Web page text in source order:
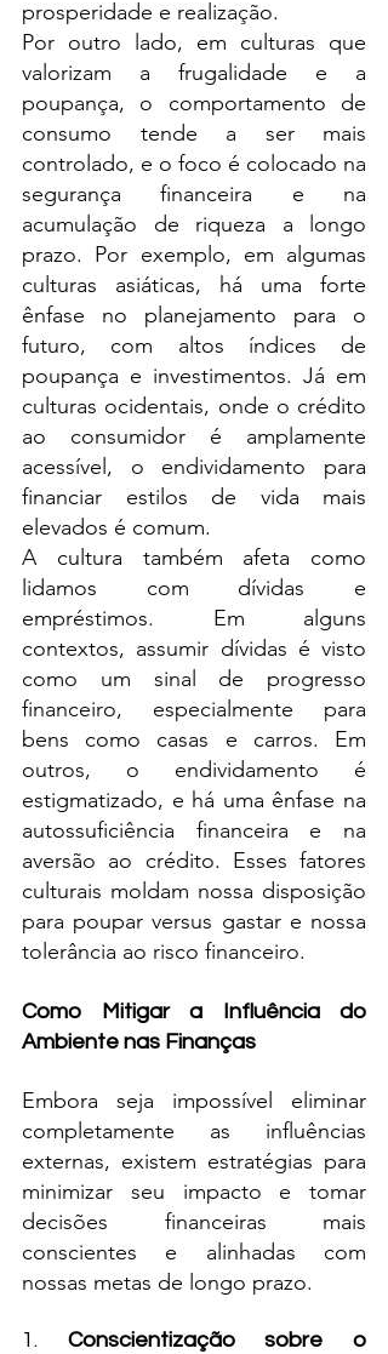
prosperidade e realização.
Por outro lado, em culturas que
valorizam a frugalidade e a
poupança, o comportamento de
consumo tende a ser mais
controlado, e o foco é colocado na
segurança financeira e na
acumulação de riqueza a longo
prazo. Por exemplo, em algumas
culturas asiáticas, há uma forte
ênfase no planejamento para o
futuro, com altos índices de
poupança e investimentos. Já em
culturas ocidentais, onde o crédito
ao consumidor é amplamente
acessível, o endividamento para
financiar estilos de vida mais
elevados é comum.
A cultura também afeta como
lidamos com dívidas e
empréstimos. Em alguns
contextos, assumir dívidas é visto
como um sinal de progresso
financeiro, especialmente para
bens como casas e carros. Em
outros, o endividamento é
estigmatizado, e há uma ênfase na
autossuficiência financeira e na
aversão ao crédito. Esses fatores
culturais moldam nossa disposição
para poupar versus gastar e nossa
tolerância ao risco financeiro.
Como Mitigar a Influência do
Ambiente nas Finanças
Embora seja impossível eliminar
completamente as influências
externas, existem estratégias para
minimizar seu impacto e tomar
decisões financeiras mais
conscientes e alinhadas com
nossas metas de longo prazo.
1. Conscientização sobre o